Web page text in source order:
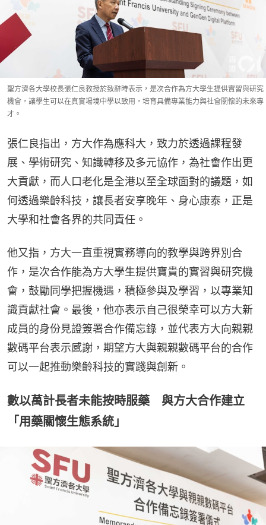
聖方濟各大學校長張仁良教授於致辭時表示，是次合作為方大學生提供實習與研究
機會，讓學生可以在真實場境中學以致用，培育具備專業能力與社會關懷的未來專
才。
張仁良指出，方大作為應科大，致力於透過課程發
展、學術研究、知識轉移及多元協作，為社會作出更
大貢獻，而人口老化是全港以至全球面對的議題，如
何透過樂齡科技，讓長者安享晚年、身心康泰，正是
大學和社會各界的共同責任。
他又指，方大一直重視實務導向的教學與跨界別合
作，是次合作能為方大學生提供寶貴的實習與研究機
會，鼓勵同學把握機遇，積極參與及學習，以專業知
識貢獻社會。最後，他亦表示自己很榮幸可以方大新
成員的身份見證簽署合作備忘錄，並代表方大向親親
數碼平台表示感謝，期望方大與親親數碼平台的合作
可以一起推動樂齡科技的實踐與創新。
數以萬計長者未能按時服藥 與方大合作建立
「用藥關懷生態系統」